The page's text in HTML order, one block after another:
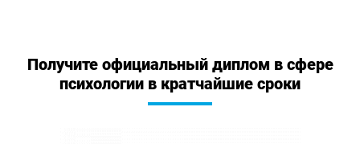
Получите официальный диплом в сфере
психологии в кратчайшие сроки